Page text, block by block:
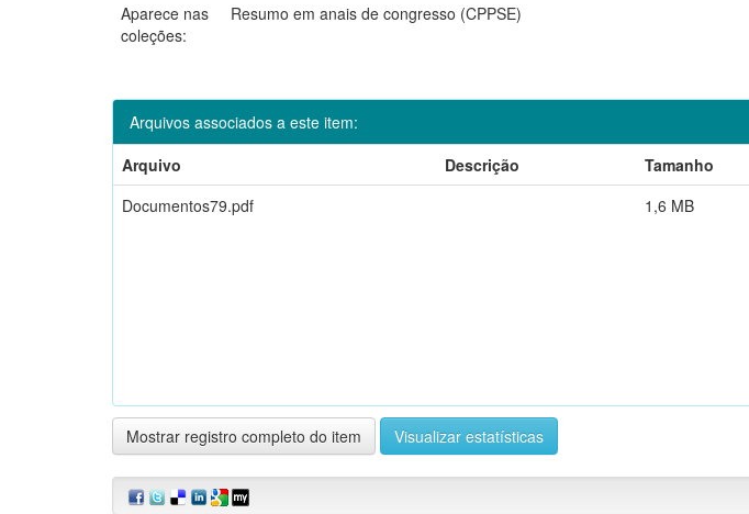
Aparece nas
coleções:
Resumo em anais de congresso (CPPSE)
Arquivos associados a este item:
Arquivo
Descrição Tamanho
Documentos79.pdf
1,6 MB
Mostrar registro completo do item Visualizar estatísticas